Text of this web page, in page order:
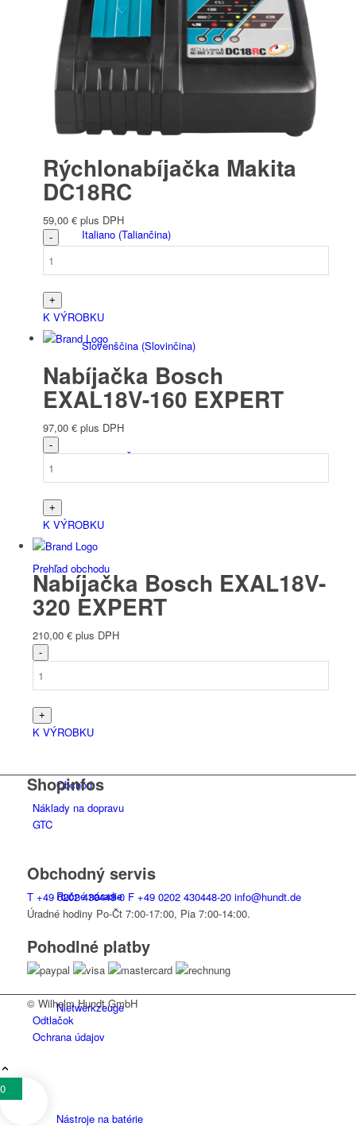
Nederlands (Holandčina )
Italiano(Taliančina)
Slovenščina(Slovinčina)
Español(Španielčina)
Prehľad obchodu
Produkty
Obchod
Ručné náradie
Niet­werk­zeuge
Nástroje na batérie
Rýchlonabíjačka Makita
DC18RC
59,00 € plus DPH
K VÝROBKU
Nabíjačka Bosch
EXAL18V-160 EXPERT
97,00 € plus DPH
K VÝROBKU
Nabíjačka Bosch EXAL18V-
320 EXPERT
210,00 € plus DPH
K VÝROBKU
Shopinfos
Náklady na dopravu
GTC
Obchodný servis
T +49 0202 430448-0 F +49 0202 430448-20 info@hundt.de
Úradné hodiny Po-Čt 7:00-17:00, Pia 7:00-14:00.
Pohodlné platby
© Wilhelm Hundt GmbH
Odtlačok
Ochrana údajov
0